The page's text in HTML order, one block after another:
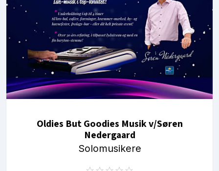
Oldies But Goodies Musik v/Søren
Nedergaard
Solomusikere